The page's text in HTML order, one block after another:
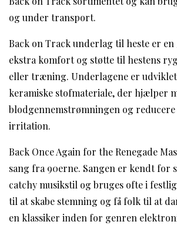
og under transport.
Back on Track underlag til heste er en
ekstra komfort og støtte til hestens
eller træning. Underlagene er
keramiske stofmateriale, der hjælper
blodgennemstrømningen og reducere
irritation.
Back Once Again for the Renegade
sang fra 90erne. Sangen er kendt for
catchy musikstil og bruges ofte i
til at skabe stemning og få folk til at
en klassiker inden for genren